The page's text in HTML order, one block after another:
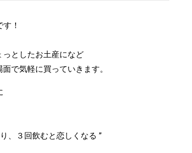
！
としたお土産になど
で気軽に買っていきます。
、３回飲むと恋しくなる ”